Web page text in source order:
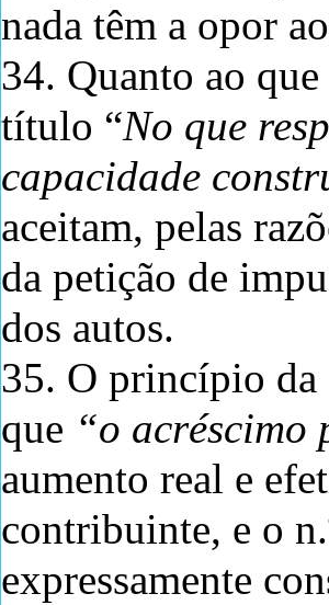
nada têm a opor
34. Quanto ao
título “No que
capacidade
aceitam, pelas
da petição de
dos autos.
35. O princípio da
que “o
aumento real e
contribuinte, e o
expressamente